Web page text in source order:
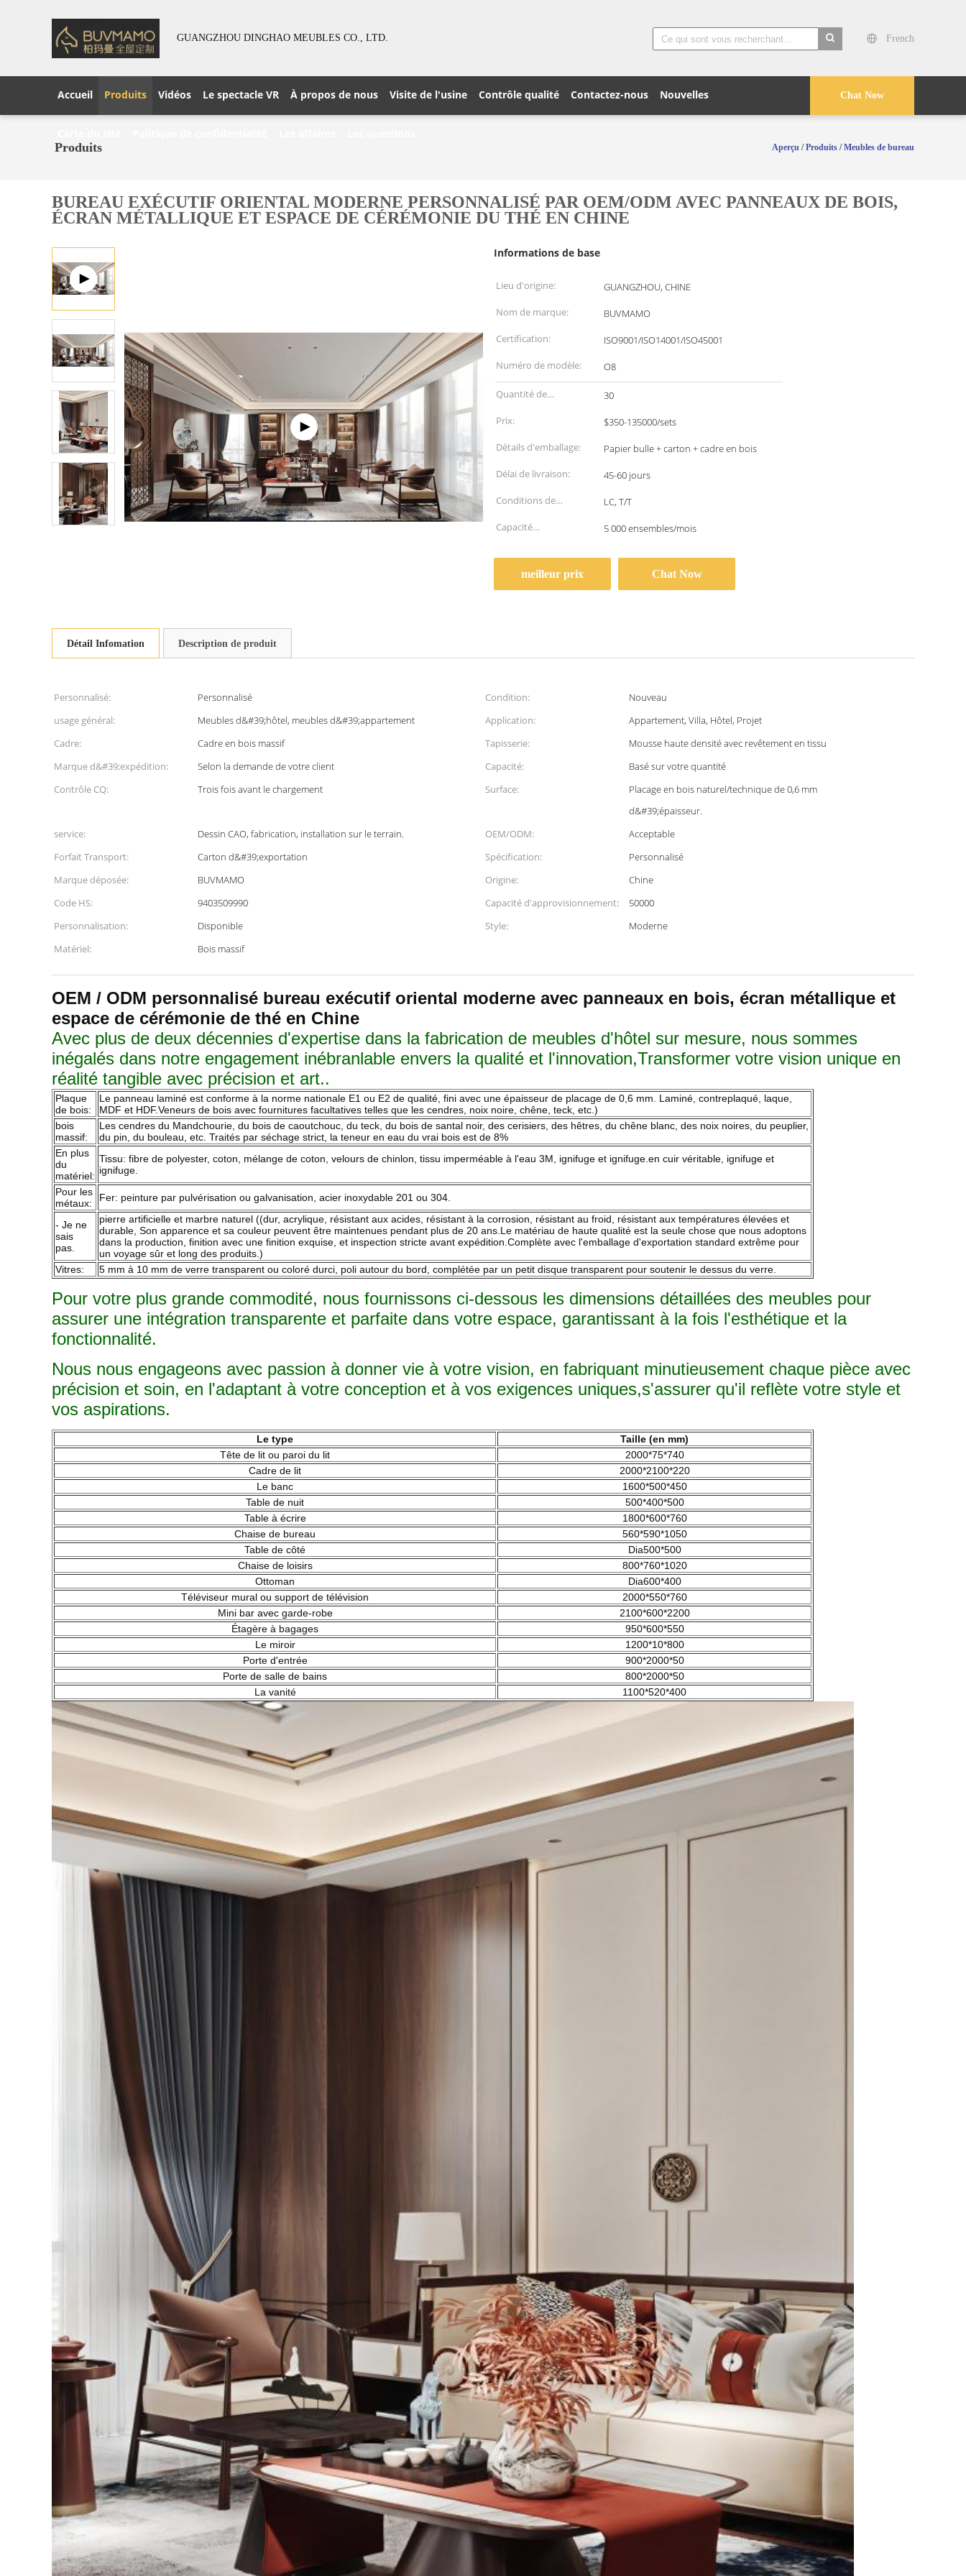
GUANGZHOU DINGHAO MEUBLES CO., LTD.
French
Chat Now
Accueil Produits Vidéos Le spectacle VR À propos de nous Visite de l'usine Contrôle qualité Contactez-nous Nouvelles
Produits Aperçu /Produits /Meubles de bureau
BUREAU EXÉCUTIF ORIENTAL MODERNE PERSONNALISÉ PAR OEM/ODM AVEC PANNEAUX DE BOIS,
ÉCRAN MÉTALLIQUE ET ESPACE DE CÉRÉMONIE DU THÉ EN CHINE
Informations de base
Lieu d'origine:
GUANGZHOU, CHINE
Nom de marque:
BUVMAMO
Certification:
ISO9001/ISO14001/ISO45001
Numéro de modèle:
O8
Quantité de
commande min:
30
Prix:
$350-135000/sets
Détails d'emballage:
Papier bulle + carton + cadre en bois
Délai de livraison:
45-60 jours
Conditions de
paiement:
LC, T/T
Capacité
5 000 ensembles/mois
meilleur prix Chat Now
Détail Infomation Description de produit
Personnalisé: Personnalisé Condition:
Nouveau
usage général:
Meubles d&#39;hôtel, meubles d&#39;appartement Application:
Appartement, Villa, Hôtel, Projet
Cadre:
Cadre en bois massif Tapisserie:
Mousse haute densité avec revêtement en tissu
Marque d&#39;expédition:
Selon la demande de votre client Capacité:
Basé sur votre quantité
Contrôle CQ:
Trois fois avant le chargement Surface:
Placage en bois naturel/technique de 0,6 mm
d&#39;épaisseur.
service:
Dessin CAO, fabrication, installation sur le terrain. OEM/ODM:
Acceptable
Forfait Transport:
Carton d&#39;exportation Spécification:
Personnalisé
Marque déposée:
BUVMAMO Origine:
Chine
Code HS:
9403509990 Capacité d'approvisionnement:
50000
Personnalisation:
Disponible Style:
Moderne
Matériel:
Bois massif
OEM / ODM personnalisé bureau exécutif oriental moderne avec panneaux en bois, écran métallique et
espace de cérémonie de thé en Chine
Avec plus de deux décennies d'expertise dans la fabrication de meubles d'hôtel sur mesure, nous sommes
inégalés dans notre engagement inébranlable envers la qualité et l'innovation,Transformer votre vision unique en
réalité tangible avec précision et art..
Plaque
de bois:
Le panneau laminé est conforme à la norme nationale E1 ou E2 de qualité, fini avec une épaisseur de placage de 0,6 mm. Laminé, contreplaqué, laque,
MDF et HDF.Veneurs de bois avec fournitures facultatives telles que les cendres, noix noire, chêne, teck, etc.)
bois
massif:
Les cendres du Mandchourie, du bois de caoutchouc, du teck, du bois de santal noir, des cerisiers, des hêtres, du chêne blanc, des noix noires, du peuplier,
du pin, du bouleau, etc. Traités par séchage strict, la teneur en eau du vrai bois est de 8%
En plus
du
matériel:
Tissu: fibre de polyester, coton, mélange de coton, velours de chinlon, tissu imperméable à l'eau 3M, ignifuge et ignifuge.en cuir véritable, ignifuge et
ignifuge.
Pour les
métaux:
Fer: peinture par pulvérisation ou galvanisation, acier inoxydable 201 ou 304.
- Je ne
sais
pas.
pierre artificielle et marbre naturel ((dur, acrylique, résistant aux acides, résistant à la corrosion, résistant au froid, résistant aux températures élevées et
durable, Son apparence et sa couleur peuvent être maintenues pendant plus de 20 ans.Le matériau de haute qualité est la seule chose que nous adoptons
dans la production, finition avec une finition exquise, et inspection stricte avant expédition.Complète avec l'emballage d'exportation standard extrême pour
un voyage sûr et long des produits.)
Vitres:
5 mm à 10 mm de verre transparent ou coloré durci, poli autour du bord, complétée par un petit disque transparent pour soutenir le dessus du verre.
Pour votre plus grande commodité, nous fournissons ci-dessous les dimensions détaillées des meubles pour
assurer une intégration transparente et parfaite dans votre espace, garantissant à la fois l'esthétique et la
fonctionnalité.
Nous nous engageons avec passion à donner vie à votre vision, en fabriquant minutieusement chaque pièce avec
précision et soin, en l'adaptant à votre conception et à vos exigences uniques,s'assurer qu'il reflète votre style et
vos aspirations.
Le type
Taille (en mm)
Tête de lit ou paroi du lit
2000*75*740
Cadre de lit
2000*2100*220
Le banc
1600*500*450
Table de nuit
500*400*500
Table à écrire
1800*600*760
Chaise de bureau
560*590*1050
Table de côté
Dia500*500
Chaise de loisirs
800*760*1020
Ottoman
Dia600*400
Téléviseur mural ou support de télévision
2000*550*760
Mini bar avec garde-robe
2100*600*2200
Étagère à bagages
950*600*550
Le miroir
1200*10*800
Porte d'entrée
900*2000*50
Porte de salle de bains
800*2000*50
La vanité
1100*520*400